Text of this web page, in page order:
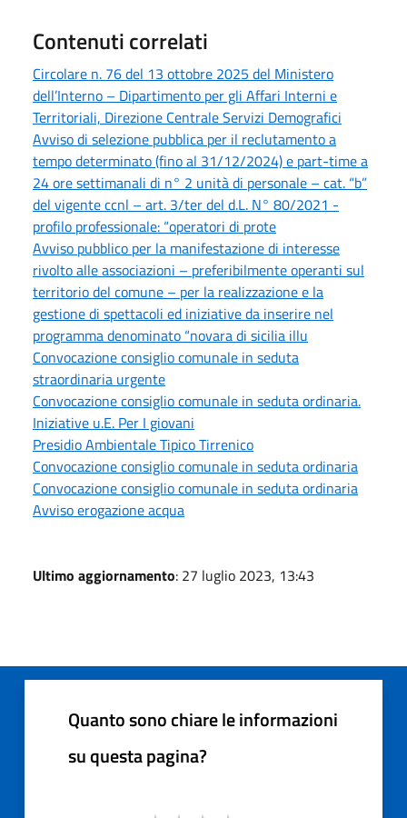
Contenuti correlati
Circolare n. 76 del 13 ottobre 2025 del Ministero
dell’Interno – Dipartimento per gli Affari Interni e
Territoriali, Direzione Centrale Servizi Demografici
Avviso di selezione pubblica per il reclutamento a
tempo determinato (fino al 31/12/2024) e part-time a
24 ore settimanali di n° 2 unità di personale – cat. “b”
del vigente ccnl – art. 3/ter del d.L. N° 80/2021 -
profilo professionale: “operatori di prote
Avviso pubblico per la manifestazione di interesse
rivolto alle associazioni – preferibilmente operanti sul
territorio del comune – per la realizzazione e la
gestione di spettacoli ed iniziative da inserire nel
programma denominato “novara di sicilia illu
Convocazione consiglio comunale in seduta
straordinaria urgente
Convocazione consiglio comunale in seduta ordinaria.
Iniziative u.E. Per I giovani
Presidio Ambientale Tipico Tirrenico
Convocazione consiglio comunale in seduta ordinaria
Convocazione consiglio comunale in seduta ordinaria
Avviso erogazione acqua
Ultimo aggiornamento: 27 luglio 2023, 13:43
Quanto sono chiare le informazioni
su questa pagina?